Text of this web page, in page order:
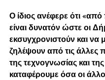
Ο ίδιος ανέφερε ότι
είναι δυνατόν ώστε οι
εκσυγχρονιστούν και να
ζηλέψουν από τις άλλες
της τεχνογνωσίας και
καταφέρουμε όσα οι